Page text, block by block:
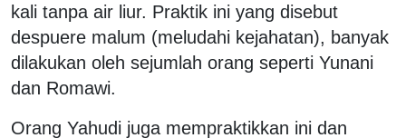
kali tanpa air liur. Praktik ini yang disebut
despuere malum (meludahi kejahatan), banyak
dilakukan oleh sejumlah orang seperti Yunani
dan Romawi.
Orang Yahudi juga mempraktikkan ini dan